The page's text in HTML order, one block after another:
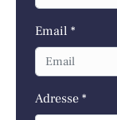
Email *
Adresse *